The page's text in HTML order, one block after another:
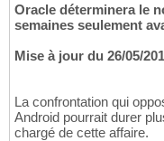
Oracle déterminera le
semaines seulement
Mise à jour du 26/05/
La confrontation qui
Android pourrait durer
chargé de cette affaire.